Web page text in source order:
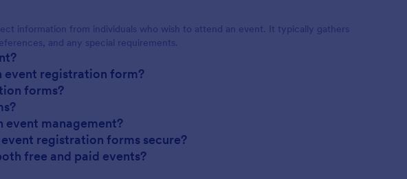
information from individuals who wish to attend an event. It typically gathers
and any special requirements.
event registration form?
forms?
management?
registration forms secure?
free and paid events?